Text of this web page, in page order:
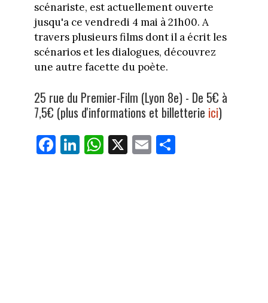
scénariste, est actuellement ouverte
jusqu'a ce vendredi 4 mai à 21h00. A
travers plusieurs films dont il a écrit les
scénarios et les dialogues, découvrez
une autre facette du poète.
25 rue du Premier-Film (Lyon 8e) - De 5€ à
7,5€ (plus d'informations et billetterie ici)
Fa
ce
Li
nk
W
ha
X E
m
Pa